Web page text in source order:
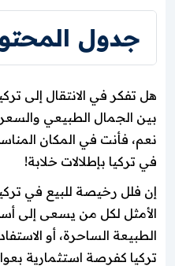
جدول
هل تفكر في الانتقال إلى
بين الجمال الطبيعي
نعم، فأنت في المكان
في تركيا بإطلالات خلابة!
إن فلل رخيصة للبيع في
الأمثل لكل من يسعى إلى
الطبيعة الساحرة، أو
تركيا كفرصة استثمارية